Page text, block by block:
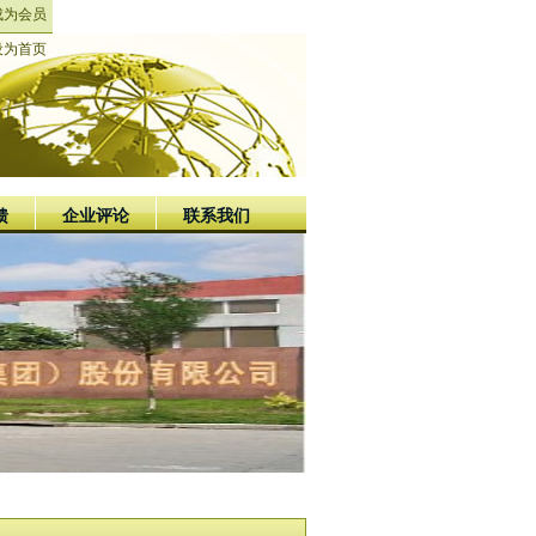
会员
为首页
企业评论 联系我们